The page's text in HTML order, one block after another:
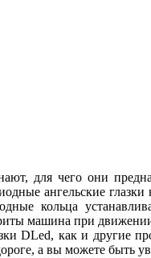
для чего они
ангельские
кольца
машина при
DLed, как и другие
а вы можете быть